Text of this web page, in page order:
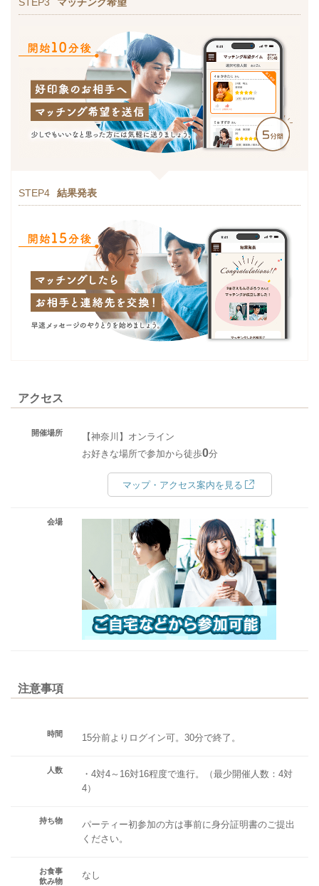
STEP3 マッチング希望
STEP4 結果発表
アクセス
開催場所
【神奈川】オンライン
お好きな場所で参加から徒歩0分
マップ・アクセス案内を見る
会場
注意事項
時間 15分前よりログイン可。30分で終了。
人数
・4対4～16対16程度で進行。（最少開催人数：4対
4）
持ち物
パーティー初参加の方は事前に身分証明書のご提出
ください。
お食事
飲み物
なし